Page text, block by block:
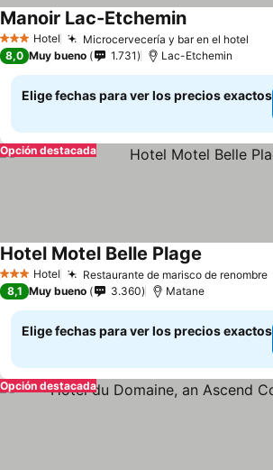
3 Estrellas
Hotel Microcervecería y bar en el hotel
Manoir Lac-Etchemin
8,0 Muy bueno 1.731 Lac-Etchemin
Elige fechas para ver los precios exactos
Opción destacada
3 Estrellas
Hotel Restaurante de marisco de renombre
Hotel Motel Belle Plage
8,1 Muy bueno 3.360 Matane
Elige fechas para ver los precios exactos
Opción destacada